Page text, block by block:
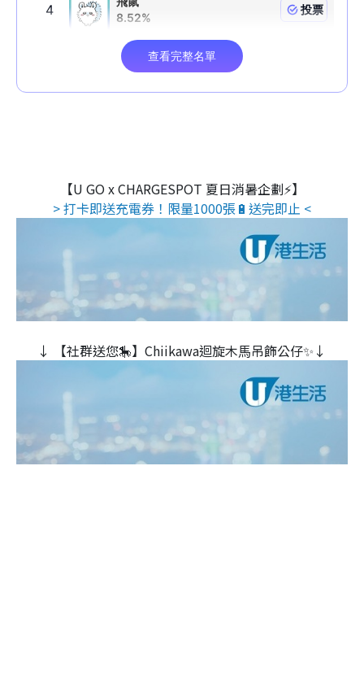
【U GO x CHARGESPOT 夏日消暑企劃⚡】
> 打卡即送充電券！限量1000張🔋送完即止 <
↓ 【社群送您🎠】Chiikawa迴旋木⾺吊飾公仔✨↓